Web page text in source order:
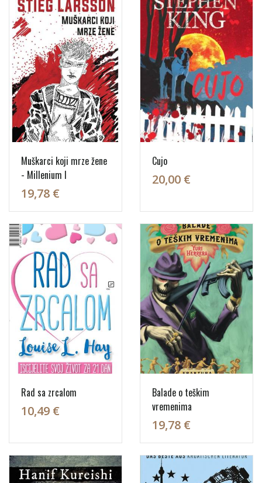
Muškarci koji mrze žene
- Millenium I
19,78 €
Cujo
20,00 €
Rad sa zrcalom
10,49 €
Balade o teškim
vremenima
19,78 €